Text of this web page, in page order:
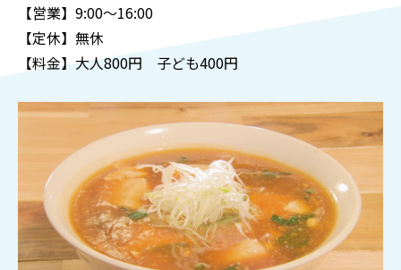
【営業】9:00～16:00
【定休】無休
【料金】大人800円 子ども400円